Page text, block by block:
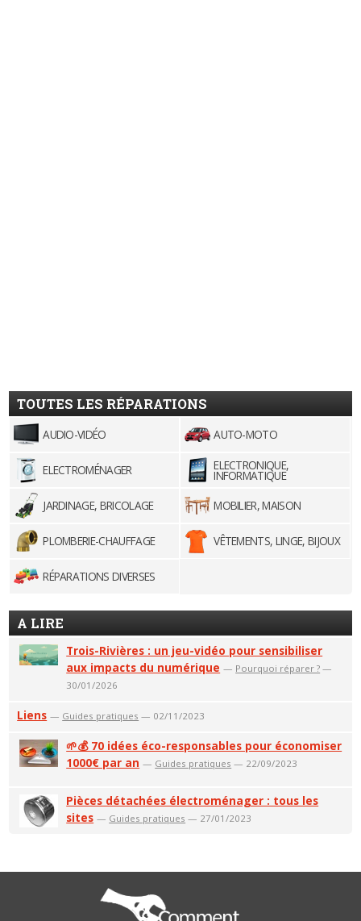
TOUTES LES RÉPARATIONS
AUDIO-VIDÉO AUTO-MOTO
ELECTROMÉNAGER ELECTRONIQUE,
INFORMATIQUE
JARDINAGE, BRICOLAGE
MOBILIER, MAISON
PLOMBERIE-CHAUFFAGE VÊTEMENTS, LINGE, BIJOUX
RÉPARATIONS DIVERSES
A LIRE
Trois-Rivières : un jeu-vidéo pour sensibiliser
aux impacts du numérique — Pourquoi réparer ? —
30/01/2026
Liens — Guides pratiques — 02/11/2023
🌱💰 70 idées éco-responsables pour économiser
1000€ par an — Guides pratiques — 22/09/2023
Pièces détachées électroménager : tous les
sites — Guides pratiques — 27/01/2023